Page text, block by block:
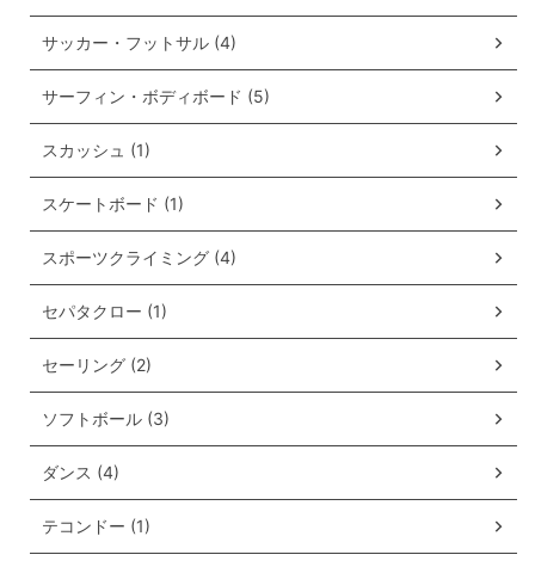
サッカー・フットサル (4)
サーフィン・ボディボード (5)
スカッシュ (1)
スケートボード (1)
スポーツクライミング (4)
セパタクロー (1)
セーリング (2)
ソフトボール (3)
ダンス (4)
テコンドー (1)